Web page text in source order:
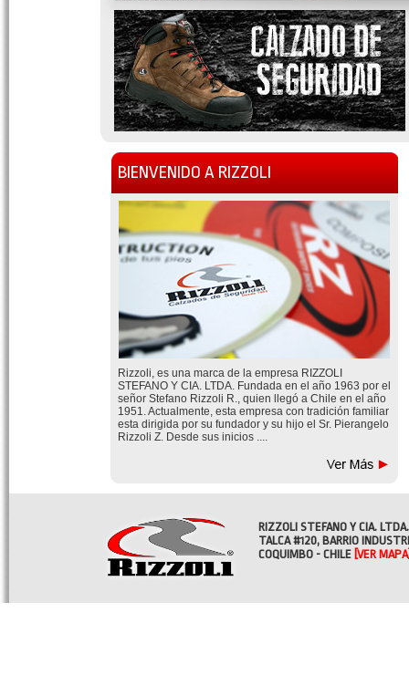
BIENVENIDO A RIZZOLI
Rizzoli, es una marca de la empresa RIZZOLI
STEFANO Y CIA. LTDA. Fundada en el año 1963 por el
señor Stefano Rizzoli R., quien llegó a Chile en el año
1951. Actualmente, esta empresa con tradición familiar
esta dirigida por su fundador y su hijo el Sr. Pierangelo
Rizzoli Z. Desde sus inicios ....
RIZZOLI STEFANO Y CIA. LTDA.
TALCA #120, BARRIO
COQUIMBO - CHILE [VER